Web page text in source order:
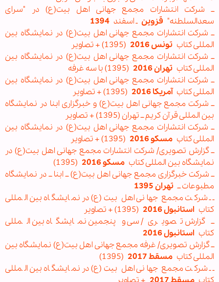
ــ شرکت انتشارات مجمع جهانی اهل بیت(ع) در "سرای
سعدالسلطنه" قزوینـ اسفند
ــ شرکت انتشارات مجمع جهانی اهل بیت(ع) در نمایشگاه بین
المللی کتاب تونس 2016
(1395) + تصاویر
ــ شرکت انتشارات مجمع جهانی اهل بیت(ع) در نمایشگاه بین
المللی کتاب تهران 2016
(1395) با سه غرفه
ــ شرکت انتشارات مجمع جهانی اهل بیت(ع) در نمایشگاه بین
المللی کتابآمریکا 2016
(1395) + تصاویر
ــ شرکت مجمع جهانی اهل بیت(ع) و خبرگزاری ابنا در نمایشگاه
بین المللی قرآن کریم ــ تهران (1395) + تصاویر
ــ شرکت انتشارات مجمع جهانی اهل بیت(ع) در نمایشگاه بین
المللی کتاب مسکو 2016
(1395) + تصاویر
ــ گزارش تصویری/ شرکت انتشارات مجمع جهانی اهل بیت(ع) در
نمایشگاه بین المللی کتاب مسکو 2016
(1395)
ــ شرکت خبرگزاری مجمع جهانی اهل بیت(ع) ــ ابنا ــ در نمایشگاه
مطبوعات ــ تهران 1395
ــ شرکت مجمع جهانی اهل بیت(ع) در نمایشگاه بین المللی
کتاب استانبول 2016
(1395) + تصاویر
ــ گزارش تصویری/ سی و پنجمین نمایشگاه بین المللی
کتاب استانبول 2016
ــ گزارش تصویری/ غرفه مجمع جهانی اهل بیت(ع) نمایشگاه بین
المللی کتاب مسقط 2017
(1395)
ــ شرکت مجمع جهانی اهل بیت(ع) در نمایشگاه بین المللی